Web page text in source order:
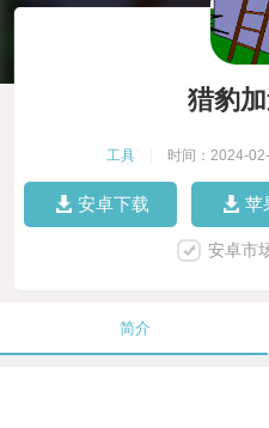
猎豹
工具 时间：2024-
安卓下载 苹
安卓市
简介